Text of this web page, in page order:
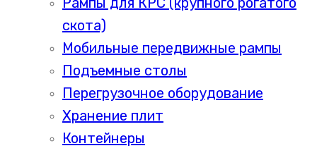
скота)
Мобильные передвижные рампы
Подъемные столы
Перегрузочное оборудование
Хранение плит
Контейнеры